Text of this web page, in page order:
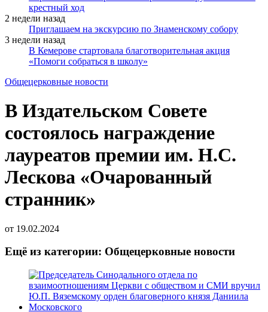
крестный ход
2 недели назад
Приглашаем на экскурсию по Знаменскому собору
3 недели назад
В Кемерове стартовала благотворительная акция
«Помоги собраться в школу»
Общецерковные новости
В Издательском Совете
состоялось награждение
лауреатов премии им. Н.С.
Лескова «Очарованный
странник»
от 19.02.2024
Ещё из категории: Общецерковные новости